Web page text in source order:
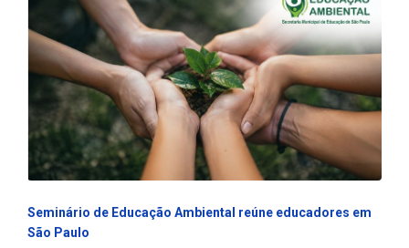
Seminário de Educação Ambiental reúne educadores em
São Paulo